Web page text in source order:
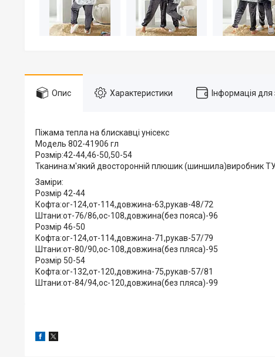
Опис Характеристики Інформація
Піжама тепла на блискавці унiсекс
Модель 802-41906 гл
Розмір:42-44,46-50,50-54
Тканина:м'який двосторонній плюшик (шиншила)виробник
Заміри:
Розмір 42-44
Кофта:ог-124,от-114,довжина-63,рукав-48/72
Штани:от-76/86,ос-108,довжина(без пояса)-96
Розмір 46-50
Кофта:ог-124,от-114,довжина-71,рукав-57/79
Штани:от-80/90,ос-108,довжина(без пляса)-95
Розмір 50-54
Кофта:ог-132,от-120,довжина-75,рукав-57/81
Штани:от-84/94,ос-120,довжина(без пляса)-99